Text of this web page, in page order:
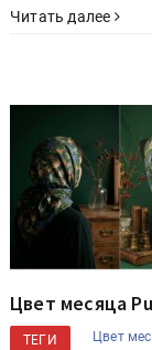
Читать далее
Цвет месяца
ТЕГИ Цвет